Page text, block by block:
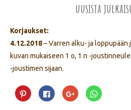
uusista
Korjaukset:
4.12.2018– Varren alku- ja
kuvan mukaiseen 1 o, 1 n -
-joustimen sijaan.
Jaa
Pinterest
palvelussa(Avautuu
Jaa
Facebookissa(Avautuu
uudessa
Jaa
Google+
palvelussa(Avautuu
Jaa
WhatsApp